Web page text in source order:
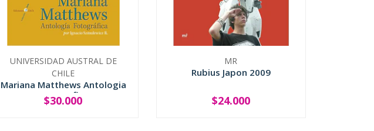
UNIVERSIDAD AUSTRAL DE
CHILE
Mariana Matthews Antologia
Fotografica
+
$30.000
MR
Rubius Japon 2009
+
$24.000